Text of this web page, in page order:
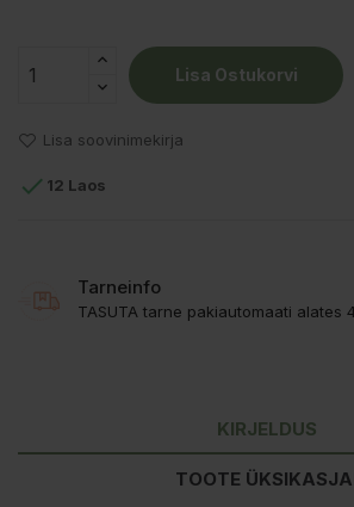
Lisa Ostukorvi
Lisa soovinimekirja
 12 Laos
Tarneinfo
TASUTA tarne pakiautomaati alates
KIRJELDUS
TOOTE